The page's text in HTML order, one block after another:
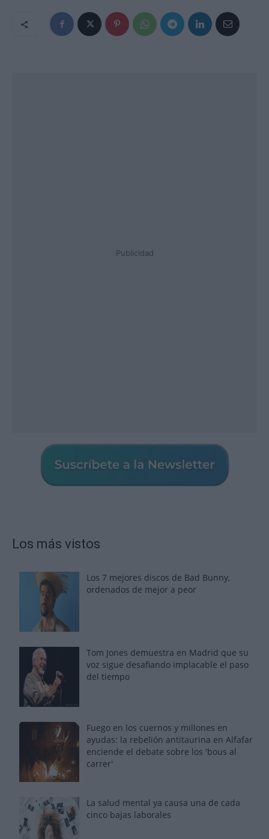
Publicidad
Los más vistos
Los 7 mejores discos de Bad Bunny,
ordenados de mejor a peor
Tom Jones demuestra en Madrid que su
voz sigue desafiando implacable el paso
del tiempo
Fuego en los cuernos y millones en
ayudas: la rebelión antitaurina en Alfafar
enciende el debate sobre los 'bous al
carrer'
La salud mental ya causa una de cada
cinco bajas laborales